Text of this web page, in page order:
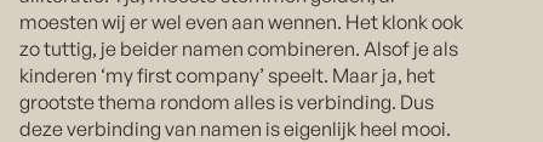
moesten wij er wel even aan wennen. Het klonk ook
zo tuttig, je beider namen combineren. Alsof je als
kinderen ‘my first company’ speelt. Maar ja, het
grootste thema rondom alles is verbinding. Dus
deze verbinding van namen is eigenlijk heel mooi.